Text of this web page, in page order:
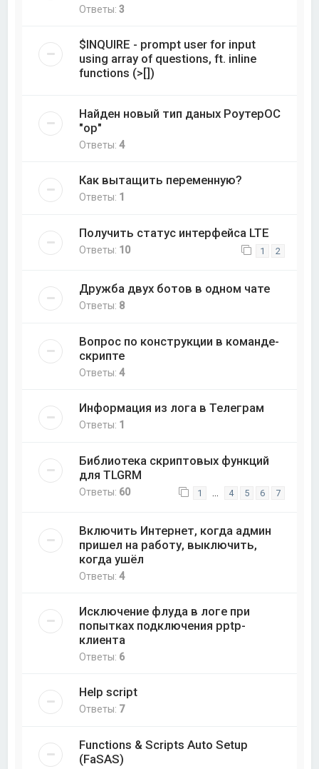
Ответы:3
$INQUIRE - prompt user for input
using array of questions, ft. inline
functions (>[])
Найден новый тип даных РоутерОС
"op"
Ответы:4
Как вытащить переменную?
Ответы: 1
Получить статус интерфейса LTE
Ответы: 10 1 2
Дружба двух ботов в одном чате
Ответы: 8
Вопрос по конструкции в команде-
скрипте
Ответы:4
Информация из лога в Телеграм
Ответы: 1
Библиотека скриптовых функций
для TLGRM
Ответы: 60 1 4 5 6 7
Включить Интернет, когда админ
пришел на работу, выключить,
когда ушёл
Ответы:4
Исключение флуда в логе при
попытках подключения pptp-
клиента
Ответы: 6
Help script
Ответы: 7
Functions & Scripts Auto Setup
(FaSAS)